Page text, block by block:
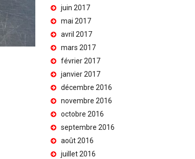
juin 2017
mai 2017
avril 2017
mars 2017
février 2017
janvier 2017
décembre 2016
novembre 2016
octobre 2016
septembre 2016
août 2016
juillet 2016